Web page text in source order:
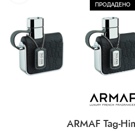
ПРОДАДЕНО
ARMAF Tag-